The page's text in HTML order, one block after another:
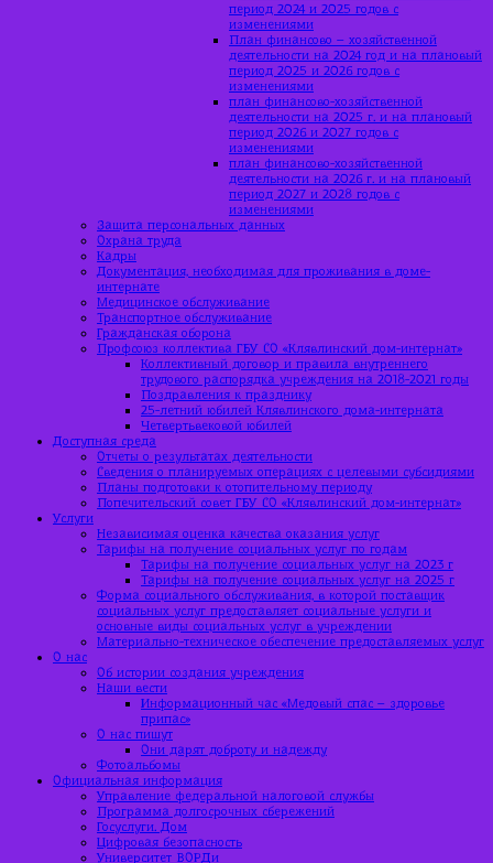
период 2024 и 2025 годов с
изменениями
План финансово – хозяйственной
деятельности на 2024 год и на плановый
период 2025 и 2026 годов с
изменениями
план финансово-хозяйственной
деятельности на 2025 г. и на плановый
период 2026 и 2027 годов с
изменениями
план финансово-хозяйственной
деятельности на 2026 г. и на плановый
период 2027 и 2028 годов с
изменениями
Защита персональных данных
Охрана труда
Кадры
Документация, необходимая для проживания в доме-
интернате
Медицинское обслуживание
Транспортное обслуживание
Гражданская оборона
Профсоюз коллектива ГБУ СО «Клявлинский дом-интернат»
Коллективный договор и правила внутреннего
трудового распорядка учреждения на 2018-2021 годы
Поздравления к празднику
25-летний юбилей Клявлинского дома-интерната
Четвертьвековой юбилей
Доступная среда
Отчеты о результатах деятельности
Сведения о планируемых операциях с целевыми субсидиями
Планы подготовки к отопительному периоду
Попечительский совет ГБУ СО «Клявлинский дом-интернат»
Услуги
Независимая оценка качества оказания услуг
Тарифы на получение социальных услуг по годам
Тарифы на получение социальных услуг на 2023 г
Тарифы на получение социальных услуг на 2025 г
Форма социального обслуживания, в которой поставщик
социальных услуг предоставляет социальные услуги и
основные виды социальных услуг в учреждении
Материально-техническое обеспечение предоставляемых услуг
О нас
Об истории создания учреждения
Наши вести
Информационный час «Медовый спас – здоровье
припас»
О нас пишут
Они дарят доброту и надежду
Фотоальбомы
Официальная информация
Управление федеральной налоговой службы
Программа долгосрочных сбережений
Госуслуги. Дом
Цифровая безопасность
Университет ВОРДи